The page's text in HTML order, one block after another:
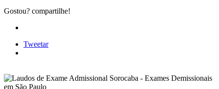
Gostou? compartilhe!
Tweetar